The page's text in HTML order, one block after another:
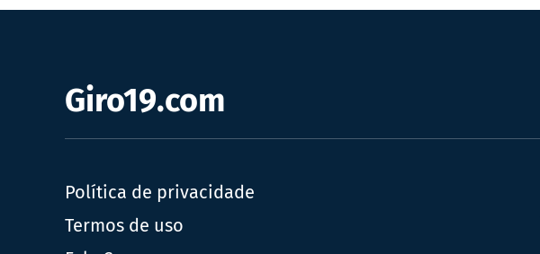
Giro19.com
Política de privacidade
Termos de uso